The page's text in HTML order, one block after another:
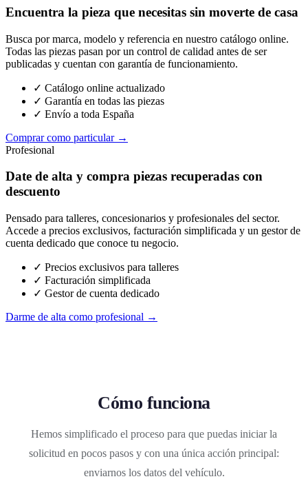
Encuentra la pieza que necesitas sin moverte de casa
Busca por marca, modelo y referencia en nuestro catálogo online.
Todas las piezas pasan por un control de calidad antes de ser
publicadas y cuentan con garantía de funcionamiento.
✓ Catálogo online actualizado
✓ Garantía en todas las piezas
✓ Envío a toda España
Comprar como particular →
Profesional
Date de alta y compra piezas recuperadas con
descuento
Pensado para talleres, concesionarios y profesionales del sector.
Accede a precios exclusivos, facturación simplificada y un gestor de
cuenta dedicado que conoce tu negocio.
✓ Precios exclusivos para talleres
✓ Facturación simplificada
✓ Gestor de cuenta dedicado
Darme de alta como profesional →
Cómo funciona
Hemos simplificado el proceso para que puedas iniciar la
solicitud en pocos pasos y con una única acción principal:
enviarnos los datos del vehículo.